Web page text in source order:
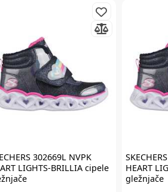
302669L NVPK
LIGHTS-BRILLIA cipele
SKECHERS
HEART
gležnjače